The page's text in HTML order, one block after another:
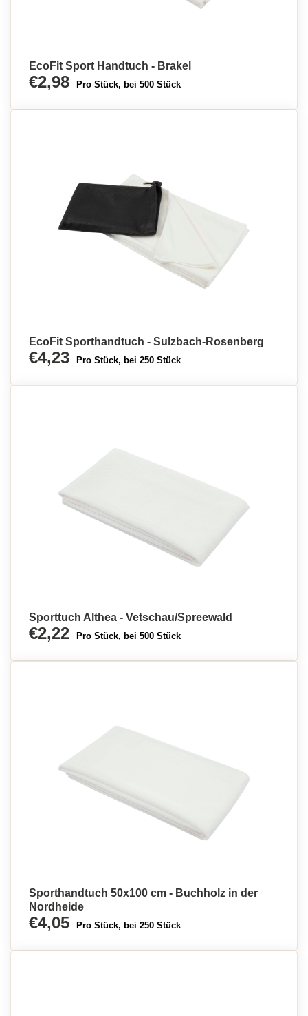
EcoFit Sport Handtuch - Brakel
€2,98 Pro Stück, bei 500 Stück
EcoFit Sporthandtuch - Sulzbach-Rosenberg
€4,23 Pro Stück, bei 250 Stück
Sporttuch Althea - Vetschau/Spreewald
€2,22 Pro Stück, bei 500 Stück
Sporthandtuch 50x100 cm - Buchholz in der
Nordheide
€4,05 Pro Stück, bei 250 Stück